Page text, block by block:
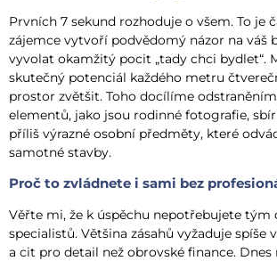
Prvních 7 sekund rozhoduje o všem. To je
zájemce vytvoří podvědomý názor na váš
vyvolat okamžitý pocit „tady chci bydlet“.
skutečný potenciál každého metru
prostor zvětšit. Toho docílíme
elementů, jako jsou rodinné fotografie,
příliš výrazné osobní předměty, které
samotné stavby.
Proč to zvládnete i sami bez
Věřte mi, že k úspěchu nepotřebujete tým
specialistů. Většina zásahů vyžaduje spíše
a cit pro detail než obrovské finance.